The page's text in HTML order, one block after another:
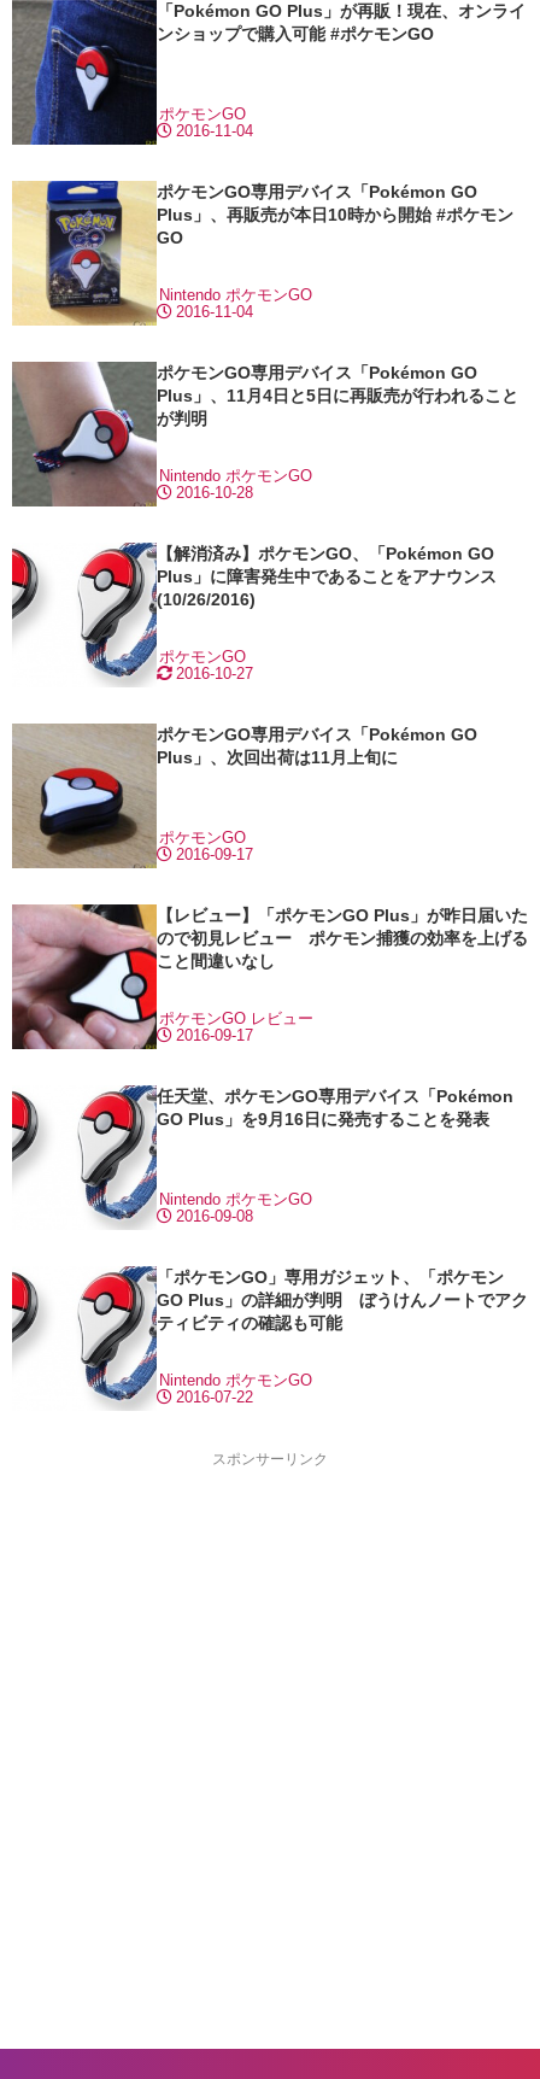
「Pokémon GO Plus」が再販！現在、オンライ
ンショップで購入可能 #ポケモンGO
2016-11-04
ポケモンGO
ポケモンGO専用デバイス「Pokémon GO
Plus」、再販売が本日10時から開始 #ポケモン
GO
2016-11-04
Nintendo ポケモンGO
ポケモンGO専用デバイス「Pokémon GO
Plus」、11月4日と5日に再販売が行われること
が判明
2016-10-28
Nintendo ポケモンGO
【解消済み】ポケモンGO、「Pokémon GO
Plus」に障害発生中であることをアナウンス
(10/26/2016)
2016-10-27
ポケモンGO
ポケモンGO専用デバイス「Pokémon GO
Plus」、次回出荷は11月上旬に
2016-09-17
ポケモンGO
【レビュー】「ポケモンGO Plus」が昨日届いた
ので初見レビュー ポケモン捕獲の効率を上げる
こと間違いなし
2016-09-17
ポケモンGO レビュー
任天堂、ポケモンGO専用デバイス「Pokémon
GO Plus」を9月16日に発売することを発表
2016-09-08
Nintendo ポケモンGO
「ポケモンGO」専用ガジェット、「ポケモン
GO Plus」の詳細が判明 ぼうけんノートでアク
ティビティの確認も可能
2016-07-22
Nintendo ポケモンGO
スポンサーリンク